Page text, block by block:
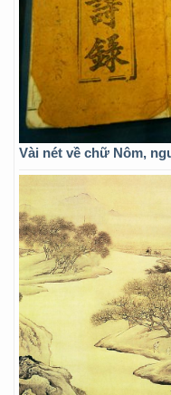
Vài nét về chữ Nôm,